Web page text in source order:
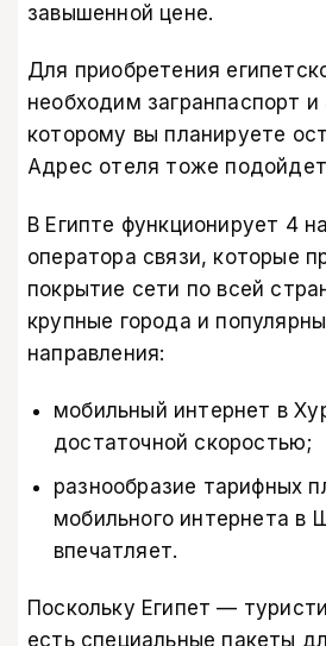
завышенной цене.
Для приобретения
необходим загранпаспорт
которому вы планируете
Адрес отеля тоже
В Египте функционирует 4
оператора связи, которые
покрытие сети по всей
крупные города и
направления:
мобильный интернет в
достаточной скоростью;
разнообразие тарифных
мобильного интернета в
впечатляет.
Поскольку Египет —
есть специальные пакеты